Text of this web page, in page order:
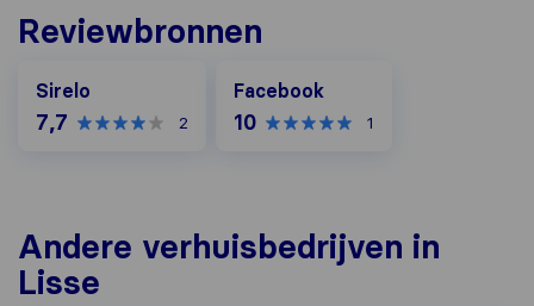
Reviewbronnen
Sirelo
7,7 2
Facebook
10 1
Andere verhuisbedrijven in
Lisse